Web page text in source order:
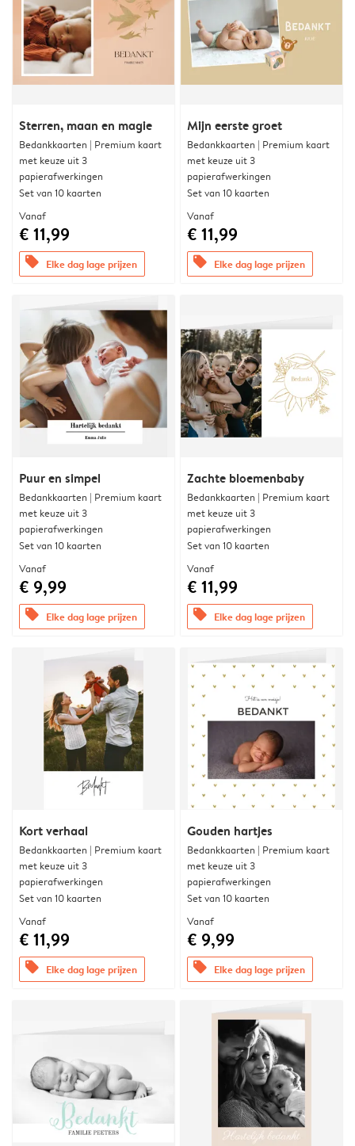
Sterren, maan en magie
Bedankkaarten | Premium kaart
met keuze uit 3
papierafwerkingen
Set van 10 kaarten
Vanaf
€ 11,99
offers Elke dag lage prijzen
Mijn eerste groet
Bedankkaarten | Premium kaart
met keuze uit 3
papierafwerkingen
Set van 10 kaarten
Vanaf
€ 11,99
offers Elke dag lage prijzen
Puur en simpel
Bedankkaarten | Premium kaart
met keuze uit 3
papierafwerkingen
Set van 10 kaarten
Vanaf
€ 9,99
offers Elke dag lage prijzen
Zachte bloemenbaby
Bedankkaarten | Premium kaart
met keuze uit 3
papierafwerkingen
Set van 10 kaarten
Vanaf
€ 11,99
offers Elke dag lage prijzen
Kort verhaal
Bedankkaarten | Premium kaart
met keuze uit 3
papierafwerkingen
Set van 10 kaarten
Vanaf
€ 11,99
offers Elke dag lage prijzen
Gouden hartjes
Bedankkaarten | Premium kaart
met keuze uit 3
papierafwerkingen
Set van 10 kaarten
Vanaf
€ 9,99
offers Elke dag lage prijzen